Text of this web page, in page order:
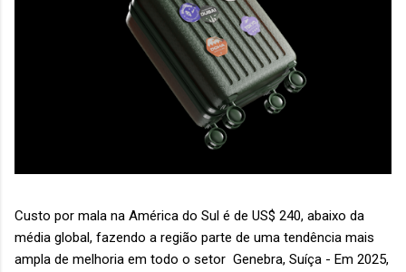
Custo por mala na América do Sul é de US$ 240, abaixo da
média global, fazendo a região parte de uma tendência mais
ampla de melhoria em todo o setor Genebra, Suíça - Em 2025,